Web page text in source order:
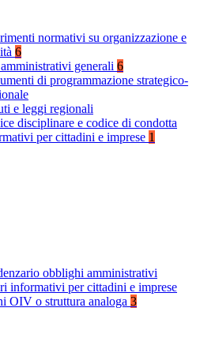
normativi su organizzazione e
6
generali 6
di programmazione strategico-
e leggi regionali
disciplinare e codice di condotta
per cittadini e imprese 1
obblighi amministrativi
informativi per cittadini e imprese
OIV o struttura analoga 3